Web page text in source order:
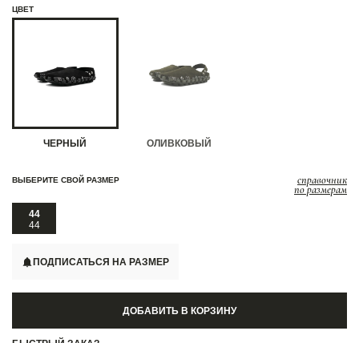
ЦВЕТ
ЧЕРНЫЙ ОЛИВКОВЫЙ
ВЫБЕРИТЕ СВОЙ РАЗМЕР справочник
по размерам
44
44
ПОДПИСАТЬСЯ НА РАЗМЕР
ДОБАВИТЬ В КОРЗИНУ